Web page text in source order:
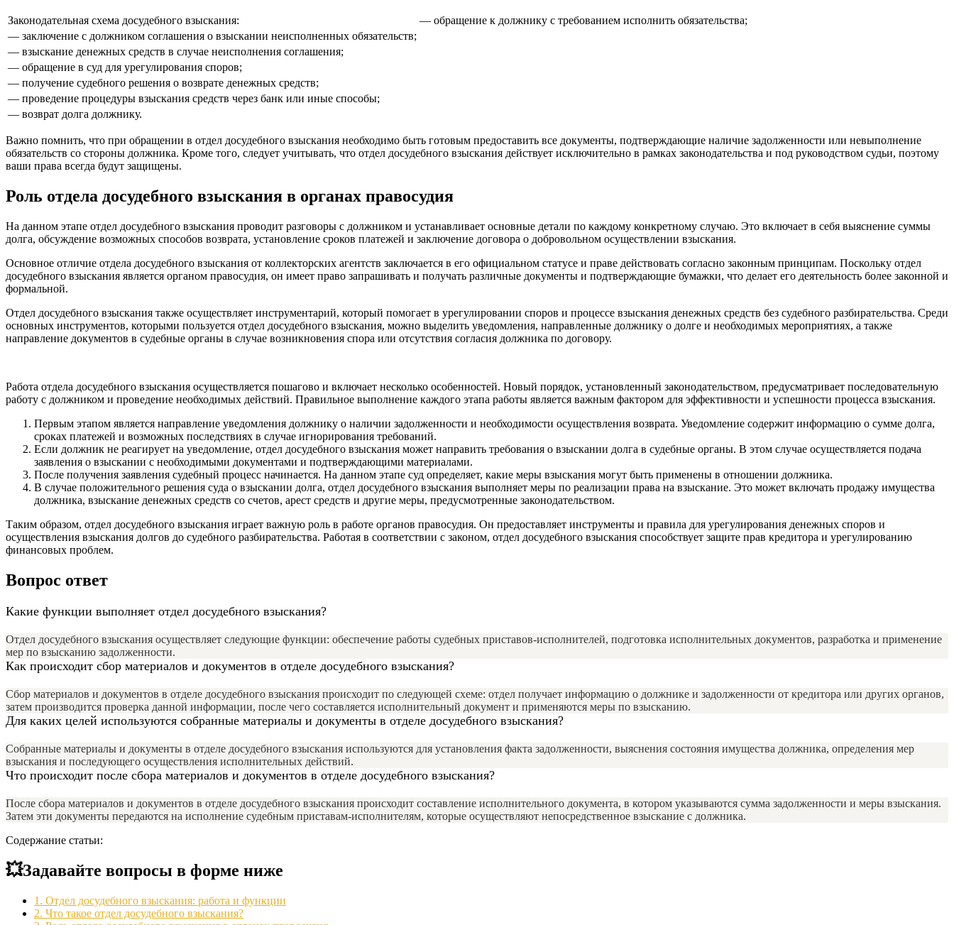
Законодательная схема досудебного взыскания:
— обращение к должнику с требованием исполнить обязательства;
— заключение с должником соглашения о взыскании неисполненных обязательств;
— взыскание денежных средств в случае неисполнения соглашения;
— обращение в суд для урегулирования споров;
— получение судебного решения о возврате денежных средств;
— проведение процедуры взыскания средств через банк или иные способы;
— возврат долга должнику.
Важно помнить, что при обращении в отдел досудебного взыскания необходимо быть готовым предоставить все документы, подтверждающие наличие задолженности или невыполнение
обязательств со стороны должника. Кроме того, следует учитывать, что отдел досудебного взыскания действует исключительно в рамках законодательства и под руководством судьи, поэтому
ваши права всегда будут защищены.
Роль отдела досудебного взыскания в органах правосудия
На данном этапе отдел досудебного взыскания проводит разговоры с должником и устанавливает основные детали по каждому конкретному случаю. Это включает в себя выяснение суммы
долга, обсуждение возможных способов возврата, установление сроков платежей и заключение договора о добровольном осуществлении взыскания.
Основное отличие отдела досудебного взыскания от коллекторских агентств заключается в его официальном статусе и праве действовать согласно законным принципам. Поскольку отдел
досудебного взыскания является органом правосудия, он имеет право запрашивать и получать различные документы и подтверждающие бумажки, что делает его деятельность более законной и
формальной.
Отдел досудебного взыскания также осуществляет инструментарий, который помогает в урегулировании споров и процессе взыскания денежных средств без судебного разбирательства. Среди
основных инструментов, которыми пользуется отдел досудебного взыскания, можно выделить уведомления, направленные должнику о долге и необходимых мероприятиях, а также
направление документов в судебные органы в случае возникновения спора или отсутствия согласия должника по договору.
Работа отдела досудебного взыскания осуществляется пошагово и включает несколько особенностей. Новый порядок, установленный законодательством, предусматривает последовательную
работу с должником и проведение необходимых действий. Правильное выполнение каждого этапа работы является важным фактором для эффективности и успешности процесса взыскания.
Первым этапом является направление уведомления должнику о наличии задолженности и необходимости осуществления возврата. Уведомление содержит информацию о сумме долга,
сроках платежей и возможных последствиях в случае игнорирования требований.
Если должник не реагирует на уведомление, отдел досудебного взыскания может направить требования о взыскании долга в судебные органы. В этом случае осуществляется подача
заявления о взыскании с необходимыми документами и подтверждающими материалами.
После получения заявления судебный процесс начинается. На данном этапе суд определяет, какие меры взыскания могут быть применены в отношении должника.
В случае положительного решения суда о взыскании долга, отдел досудебного взыскания выполняет меры по реализации права на взыскание. Это может включать продажу имущества
должника, взыскание денежных средств со счетов, арест средств и другие меры, предусмотренные законодательством.
Таким образом, отдел досудебного взыскания играет важную роль в работе органов правосудия. Он предоставляет инструменты и правила для урегулирования денежных споров и
осуществления взыскания долгов до судебного разбирательства. Работая в соответствии с законом, отдел досудебного взыскания способствует защите прав кредитора и урегулированию
финансовых проблем.
Вопрос ответ
Какие функции выполняет отдел досудебного взыскания?
Отдел досудебного взыскания осуществляет следующие функции: обеспечение работы судебных приставов-исполнителей, подготовка исполнительных документов, разработка и применение
мер по взысканию задолженности.
Как происходит сбор материалов и документов в отделе досудебного взыскания?
Сбор материалов и документов в отделе досудебного взыскания происходит по следующей схеме: отдел получает информацию о должнике и задолженности от кредитора или других органов,
затем производится проверка данной информации, после чего составляется исполнительный документ и применяются меры по взысканию.
Для каких целей используются собранные материалы и документы в отделе досудебного взыскания?
Собранные материалы и документы в отделе досудебного взыскания используются для установления факта задолженности, выяснения состояния имущества должника, определения мер
взыскания и последующего осуществления исполнительных действий.
Что происходит после сбора материалов и документов в отделе досудебного взыскания?
После сбора материалов и документов в отделе досудебного взыскания происходит составление исполнительного документа, в котором указываются сумма задолженности и меры взыскания.
Затем эти документы передаются на исполнение судебным приставам-исполнителям, которые осуществляют непосредственное взыскание с должника.
Содержание статьи:
💥Задавайте вопросы в форме ниже
1. Отдел досудебного взыскания: работа и функции
2. Что такое отдел досудебного взыскания?